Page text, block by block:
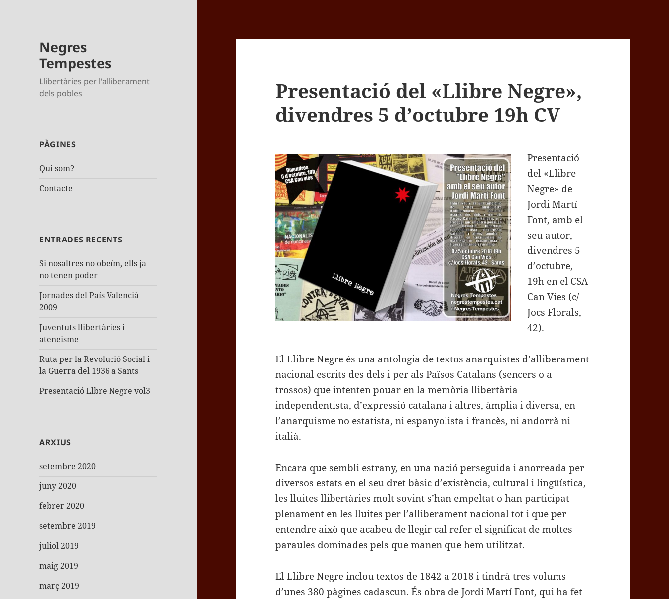
Negres
Tempestes
Llibertàries per l'alliberament
dels pobles
PÀGINES
Qui som?
Contacte
ENTRADES RECENTS
Si nosaltres no obeïm, ells ja
no tenen poder
Jornades del País Valencià
2009
Juventuts llibertàries i
ateneisme
Ruta per la Revolució Social i
la Guerra del 1936 a Sants
Presentació Llbre Negre vol3
ARXIUS
setembre 2020
juny 2020
febrer 2020
setembre 2019
juliol 2019
maig 2019
març 2019
Presentació del «Llibre Negre»,
divendres 5 d’octubre 19h CV
Presentació
del «Llibre
Negre» de
Jordi Martí
Font, amb el
seu autor,
divendres 5
d’octubre,
19h en el CSA
Can Vies (c/
Jocs Florals,
42).
El Llibre Negre és una antologia de textos anarquistes d’alliberament
nacional escrits des dels i per als Països Catalans (sencers o a
trossos) que intenten pouar en la memòria llibertària
independentista, d’expressió catalana i altres, àmplia i diversa, en
l’anarquisme no estatista, ni espanyolista i francès, ni andorrà ni
italià.
Encara que sembli estrany, en una nació perseguida i anorreada per
diversos estats en el seu dret bàsic d’existència, cultural i lingüística,
les lluites llibertàries molt sovint s’han empeltat o han participat
plenament en les lluites per l’alliberament nacional tot i que per
entendre això que acabeu de llegir cal refer el significat de moltes
paraules dominades pels que manen que hem utilitzat.
El Llibre Negre inclou textos de 1842 a 2018 i tindrà tres volums
d’unes 380 pàgines cadascun. És obra de Jordi Martí Font, qui ha fet